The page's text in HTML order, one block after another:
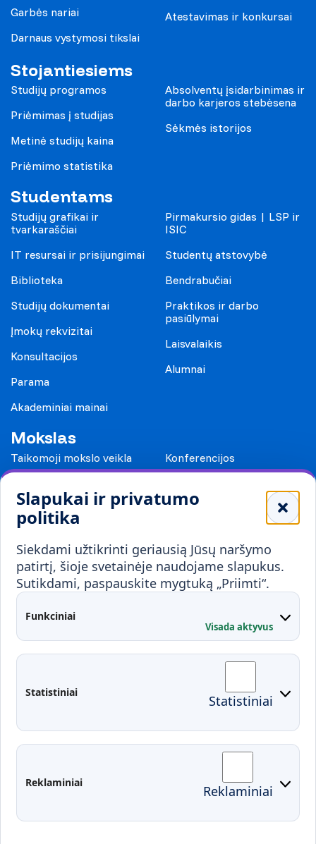
Slapukai ir privatumo
politika
Siekdami užtikrinti geriausią Jūsų naršymo
patirtį, šioje svetainėje naudojame slapukus.
Sutikdami, paspauskite mygtuką „Priimti“.
Funkciniai
Visada aktyvus
Statistiniai Statistiniai
Reklaminiai Reklaminiai
Garbės nariai
Darnaus vystymosi tikslai
Atestavimas ir konkursai
Stojantiesiems
Studijų programos
Priėmimas į studijas
Metinė studijų kaina
Priėmimo statistika
Absolventų įsidarbinimas ir
darbo karjeros stebėsena
Sėkmės istorijos
Studentams
Studijų grafikai ir
tvarkaraščiai
IT resursai ir prisijungimai
Biblioteka
Studijų dokumentai
Įmokų rekvizitai
Konsultacijos
Parama
Akademiniai mainai
Pirmakursio gidas | LSP ir
ISIC
Studentų atstovybė
Bendrabučiai
Praktikos ir darbo
pasiūlymai
Laisvalaikis
Alumnai
Mokslas
Taikomoji mokslo veikla
Konferencijos
Mokykloms
Visuomenei ir verslui
Mokymai ir konsultavimas
Partnerystės
Karjera
Kontaktai
Administracija
Fakultetai
Studentų atstovybė
Moodle
EDINA
Pasirengimas ekstremaliai